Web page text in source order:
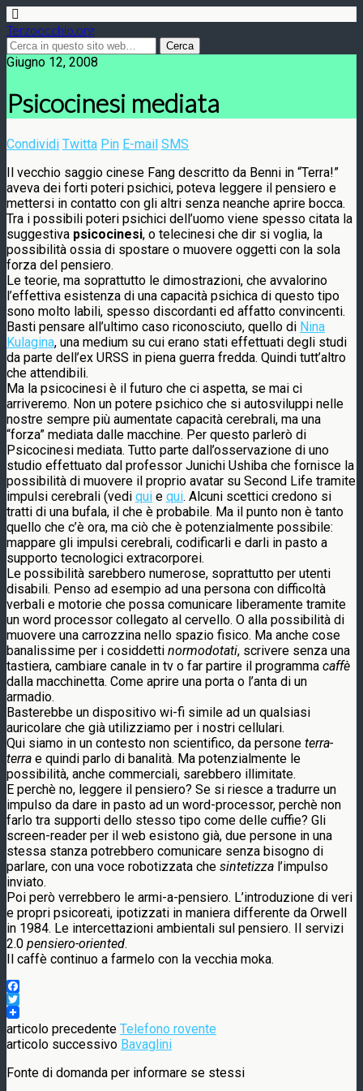
Terzoocchio.org
Giugno 12, 2008
Psicocinesi mediata
Condividi Twitta Pin E-mail SMS
Il vecchio saggio cinese Fang descritto da Benni in “Terra!”
aveva dei forti poteri psichici, poteva leggere il pensiero e
mettersi in contatto con gli altri senza neanche aprire bocca.
Tra i possibili poteri psichici dell’uomo viene spesso citata la
suggestiva psicocinesi, o telecinesi che dir si voglia, la
possibilità ossia di spostare o muovere oggetti con la sola
forza del pensiero.
Le teorie, ma soprattutto le dimostrazioni, che avvalorino
l’effettiva esistenza di una capacità psichica di questo tipo
sono molto labili, spesso discordanti ed affatto convincenti.
Basti pensare all’ultimo caso riconosciuto, quello di Nina
Kulagina, una medium su cui erano stati effettuati degli studi
da parte dell’ex URSS in piena guerra fredda. Quindi tutt’altro
che attendibili.
Ma la psicocinesi è il futuro che ci aspetta, se mai ci
arriveremo. Non un potere psichico che si autosviluppi nelle
nostre sempre più aumentate capacità cerebrali, ma una
“forza” mediata dalle macchine. Per questo parlerò di
Psicocinesi mediata. Tutto parte dall’osservazione di uno
studio effettuato dal professor Junichi Ushiba che fornisce la
possibilità di muovere il proprio avatar su Second Life tramite
impulsi cerebrali (vedi qui e qui. Alcuni scettici credono si
tratti di una bufala, il che è probabile. Ma il punto non è tanto
quello che c’è ora, ma ciò che è potenzialmente possibile:
mappare gli impulsi cerebrali, codificarli e darli in pasto a
supporto tecnologici extracorporei.
Le possibilità sarebbero numerose, soprattutto per utenti
disabili. Penso ad esempio ad una persona con difficoltà
verbali e motorie che possa comunicare liberamente tramite
un word processor collegato al cervello. O alla possibilità di
muovere una carrozzina nello spazio fisico. Ma anche cose
banalissime per i cosiddetti normodotati, scrivere senza una
tastiera, cambiare canale in tv o far partire il programma caffè
dalla macchinetta. Come aprire una porta o l’anta di un
armadio.
Basterebbe un dispositivo wi-fi simile ad un qualsiasi
auricolare che già utilizziamo per i nostri cellulari.
Qui siamo in un contesto non scientifico, da persone terra-
terra e quindi parlo di banalità. Ma potenzialmente le
possibilità, anche commerciali, sarebbero illimitate.
E perchè no, leggere il pensiero? Se si riesce a tradurre un
impulso da dare in pasto ad un word-processor, perchè non
farlo tra supporti dello stesso tipo come delle cuffie? Gli
screen-reader per il web esistono già, due persone in una
stessa stanza potrebbero comunicare senza bisogno di
parlare, con una voce robotizzata che sintetizza l’impulso
inviato.
Poi però verrebbero le armi-a-pensiero. L’introduzione di veri
e propri psicoreati, ipotizzati in maniera differente da Orwell
in 1984. Le intercettazioni ambientali sul pensiero. Il servizi
2.0 pensiero-oriented.
Il caffè continuo a farmelo con la vecchia moka.
Facebook
Twitter
articolo precedente Telefono rovente
articolo successivo Bavaglini
Fonte di domanda per informare se stessi